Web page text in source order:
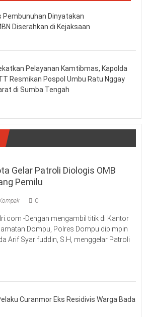
Pembunuhan Dinyatakan
Diserahkan di Kejaksaan
Pelayanan Kamtibmas, Kapolda
Resmikan Pospol Umbu Ratu Nggay
di Sumba Tengah
Gelar Patroli Diologis OMB
Pemilu
0
-Dengan mengambil titik di Kantor
Dompu, Polres Dompu dipimpin
Arif Syarifuddin, S.H, menggelar Patroli
Curanmor Eks Residivis Warga Bada